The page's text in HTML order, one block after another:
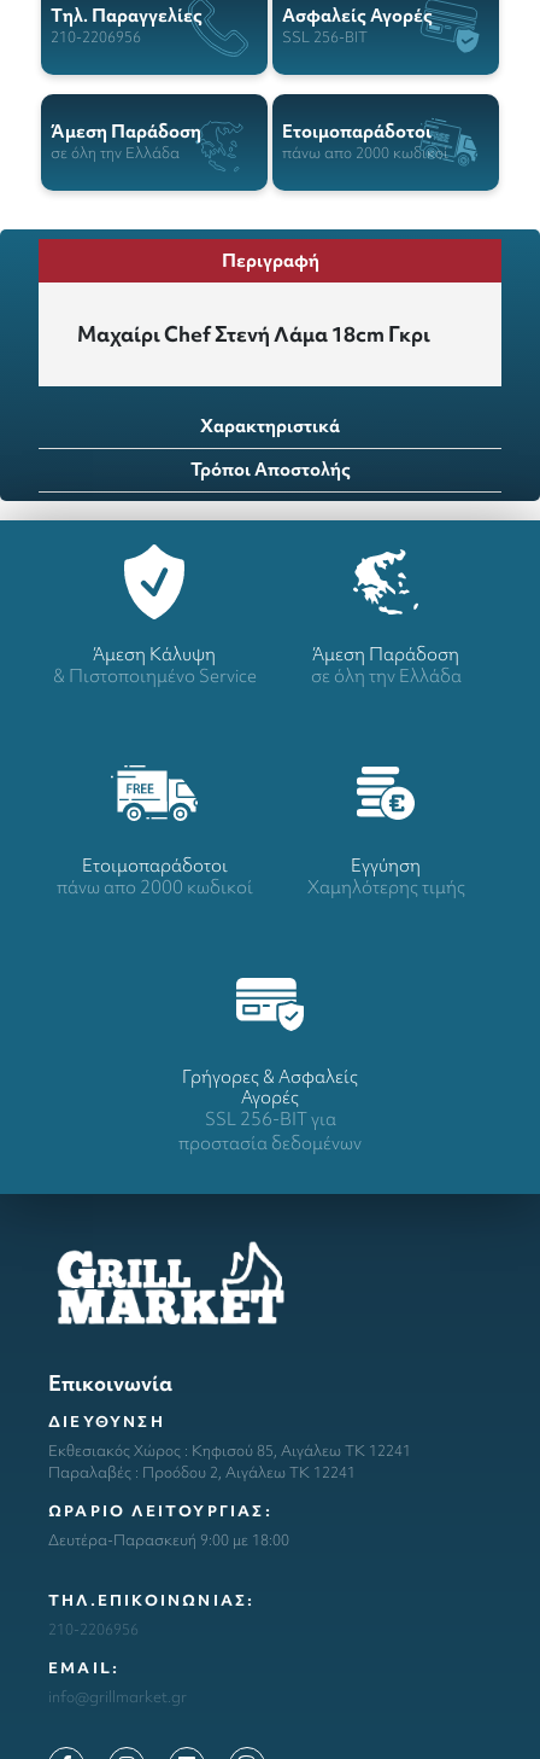
Tηλ. Παραγγελίες
210-2206956
Ασφαλείς Αγορές
SSL 256-BIT
Άμεση Παράδοση
σε όλη την Ελλάδα
Ετοιμοπαράδοτοι
πάνω απο 2000 κωδικοί
Περιγραφή
Μαχαίρι Chef Στενή Λάμα 18cm Γκρι
Χαρακτηριστικά
Τρόποι Αποστολής
Άμεση Κάλυψη
& Πιστοποιημένο Service
Άμεση Παράδοση
σε όλη την Ελλάδα
Ετοιμοπαράδοτοι
πάνω απο 2000 κωδικοί
Eγγύηση
Χαμηλότερης τιμής
Γρήγορες & Ασφαλείς
Αγορές
SSL 256-BIT για
προστασία δεδομένων
Επικοινωνία
ΔΙΕΥΘΥΝΣΗ
Εκθεσιακός Χώρος : Κηφισού 85, Αιγάλεω ΤΚ 12241
Παραλαβές : Προόδου 2, Αιγάλεω ΤΚ 12241
ΩΡΑΡΙΟ ΛΕΙΤΟΥΡΓΙΑΣ:
Δευτέρα-Παρασκευή 9:00 με 18:00
ΤΗΛ.ΕΠΙΚΟΙΝΩΝΙΑΣ:
210-2206956
ΕΜΑΙL:
info@grillmarket.gr